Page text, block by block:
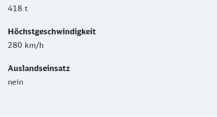
418 t
Höchstgeschwindigkeit
280 km/h
Auslandseinsatz
nein